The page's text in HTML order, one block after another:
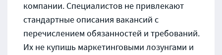
компании. Специалистов не привлекают
стандартные описания вакансий с
перечислением обязанностей и требований.
Их не купишь маркетинговыми лозунгами и